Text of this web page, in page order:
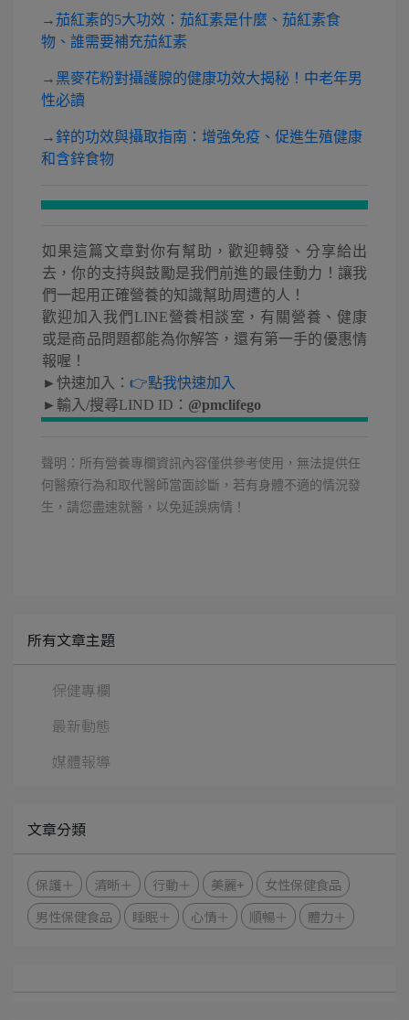
→ 茄紅素的5大功效：茄紅素是什麼、茄紅素食
物、誰需要補充茄紅素
→ 黑麥花粉對攝護腺的健康功效大揭秘！中老年男
性必讀
→鋅的功效與攝取指南：增強免疫、促進生殖健康
和含鋅食物
如果這篇文章對你有幫助，歡迎轉發、分享給出
去，你的支持與鼓勵是我們前進的最佳動力！讓我
們一起用正確營養的知識幫助周遭的人！
歡迎加入我們LINE營養相談室，有關營養、健康
或是商品問題都能為你解答，還有第一手的優惠情
報喔！
►快速加入： 👉點我快速加入
►輸入/搜尋LIND ID： @pmclifego
聲明：所有營養專欄資訊內容僅供參考使用，無法提供任
何醫療行為和取代醫師當面診斷，若有身體不適的情況發
生，請您盡速就醫，以免延誤病情！
所有文章主題
保健專欄
最新動態
媒體報導
文章分類
保護＋ 清晰＋ 行動＋ 美麗+
女性保健食品
男性保健食品
睡眠＋ 心情＋ 順暢＋ 體力＋